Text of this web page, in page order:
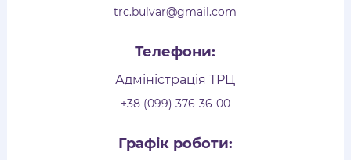
trc.bulvar@gmail.com
Телефони:
Адміністрація ТРЦ
+38 (099) 376-36-00
Графік роботи: